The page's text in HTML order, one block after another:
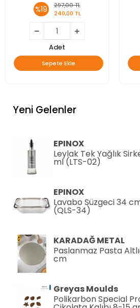
%19
297,00 TL
240,00 TL
Adet
Sepete Ekle
Yeni Gelenler
EPINOX
Leylak Tek Yağlık
ml (LTS-02)
EPINOX
Lavabo Süzgeci 34
(QLS-34)
KARADAĞ METAL
Paslanmaz Pasta
cm
Greyas Moulds
Polikarbon Special